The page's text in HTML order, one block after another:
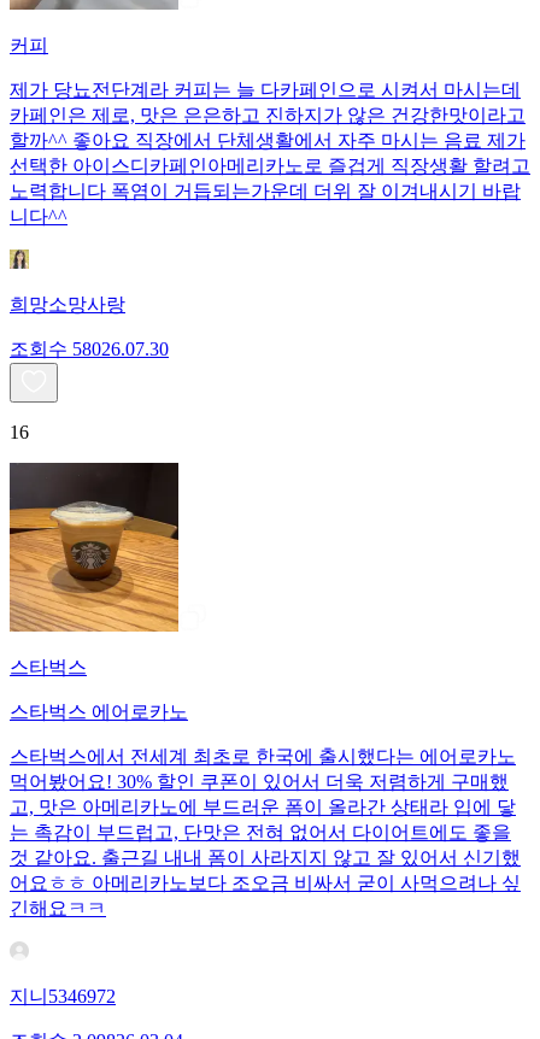
커피
제가 당뇨전단계라 커피는 늘 다카페인으로 시켜서 마시는데
카페인은 제로, 맛은 은은하고 진하지가 않은 건강한맛이라고
할까^^ 좋아요 직장에서 단체생활에서 자주 마시는 음료 제가
선택한 아이스디카페인아메리카노로 즐겁게 직장생활 할려고
노력합니다 폭염이 거듭되는가운데 더위 잘 이겨내시기 바랍
니다^^
희망소망사랑
조회수 58026.07.30
16
스타벅스
스타벅스 에어로카노
스타벅스에서 전세계 최초로 한국에 출시했다는 에어로카노
먹어봤어요! 30% 할인 쿠폰이 있어서 더욱 저렴하게 구매했
고, 맛은 아메리카노에 부드러운 폼이 올라간 상태라 입에 닿
는 촉감이 부드럽고, 단맛은 전혀 없어서 다이어트에도 좋을
것 같아요. 출근길 내내 폼이 사라지지 않고 잘 있어서 신기했
어요ㅎㅎ 아메리카노보다 조오금 비싸서 굳이 사먹으려나 싶
긴해요ㅋㅋ
지니5346972